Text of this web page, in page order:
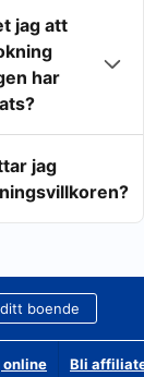
jag att
har
jag
boende
online Bli